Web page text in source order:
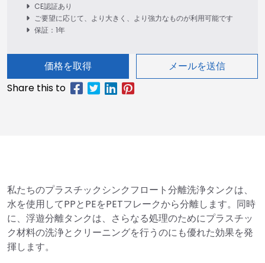
CE認証あり
ご要望に応じて、より大きく、より強力なものが利用可能です
保証：1年
価格を取得 メールを送信
私たちのプラスチックシンクフロート分離洗浄タンクは、
水を使用してPPとPEをPETフレークから分離します。同時
に、浮遊分離タンクは、さらなる処理のためにプラスチッ
ク材料の洗浄とクリーニングを行うのにも優れた効果を発
揮します。